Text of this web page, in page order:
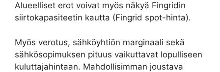
Alueelliset erot voivat myös näkyä Fingridin
siirtokapasiteetin kautta (Fingrid spot-hinta).
Myös verotus, sähköyhtiön marginaali sekä
sähkösopimuksen pituus vaikuttavat lopulliseen
kuluttajahintaan. Mahdollisimman joustava